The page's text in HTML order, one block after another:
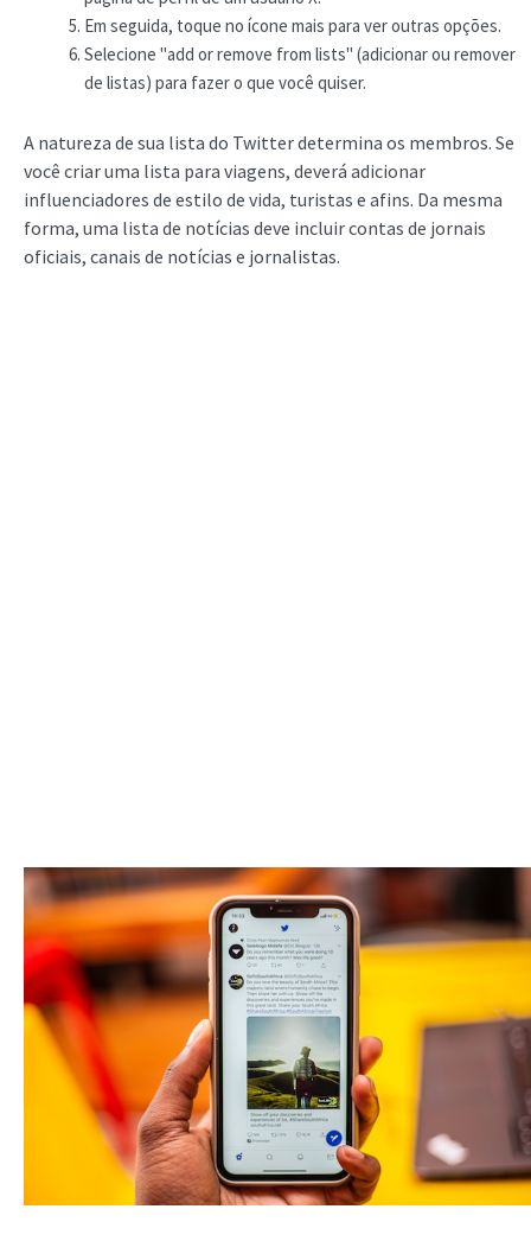
Em seguida, toque no ícone mais para ver outras opções.
Selecione "add or remove from lists" (adicionar ou remover
de listas) para fazer o que você quiser.
A natureza de sua lista do Twitter determina os membros. Se
você criar uma lista para viagens, deverá adicionar
influenciadores de estilo de vida, turistas e afins. Da mesma
forma, uma lista de notícias deve incluir contas de jornais
oficiais, canais de notícias e jornalistas.